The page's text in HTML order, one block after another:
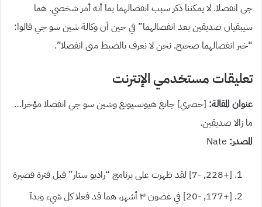
جي انفصلا. لا يمكننا ذكر سبب انفصالهما بما أنه أمر شخصي. هما
سيبقيان صديقين بعد انفصالهما” في حين أن وكالة شين سو جي قالوا:
“خبر انفصالهما صحيح. نحن لا نعرف بالضبط متى انفصلا”.
تعليقات مستخدمي الإنترنت
عنوان المقالة: [حصري] جانغ هيونسيونغ وشين سو جي انفصلا مؤخرا…
ما زالا صديقين.
المصدر:
[+228, -7] لقد ظهرت على برنامج “راديو ستار” قبل فترة قصيرة
[+177, -20] في غضون ٣ أشهر، هما قد فعلا كل شيء وبدآ